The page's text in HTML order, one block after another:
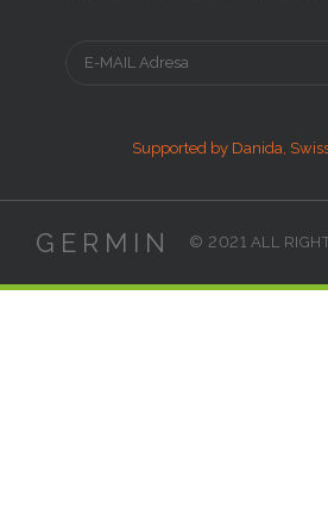
Supported by Danida,
GERMIN © 2021 ALL